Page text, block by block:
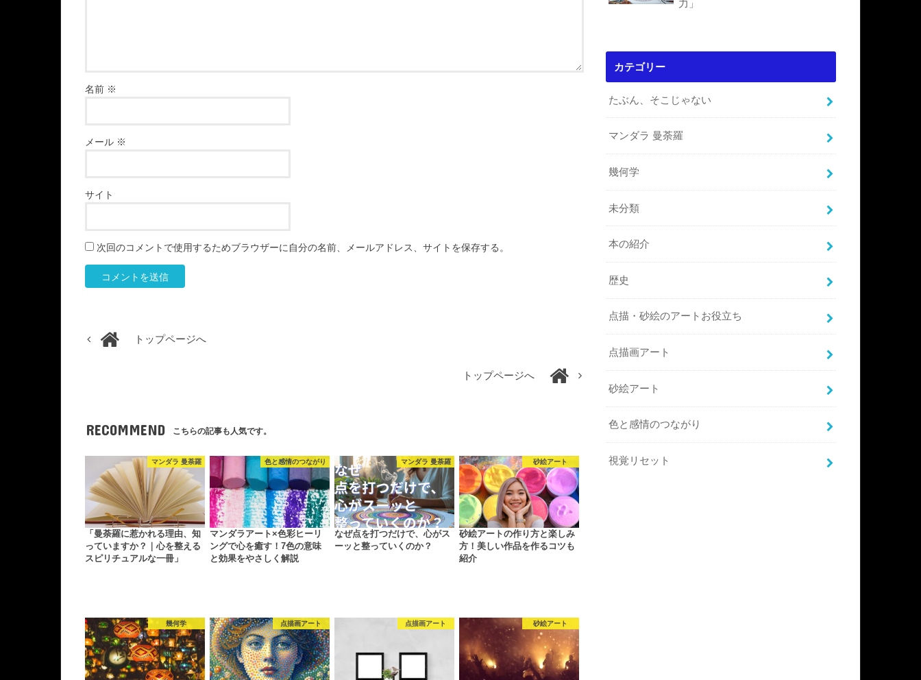
名前 ※
メール ※
サイト
次回のコメントで使用するためブラウザーに自分の名前、メールアドレス、サイトを保存する。
トップページへ
トップページへ
RECOMMEND こちらの記事も人気です。
マンダラ 曼荼羅
「曼荼羅に惹かれる理由、知
っていますか？｜心を整える
スピリチュアルな一冊」
色と感情のつながり
マンダラアート×色彩ヒーリ
ングで心を癒す！7色の意味
と効果をやさしく解説
マンダラ 曼荼羅
なぜ点を打つだけで、心がス
ーッと整っていくのか？
砂絵アート
砂絵アートの作り方と楽しみ
方！美しい作品を作るコツも
紹介
幾何学 点描画アート 点描画アート 砂絵アート
力」
カテゴリー
たぶん、そこじゃない
マンダラ 曼荼羅
幾何学
未分類
本の紹介
歴史
点描・砂絵のアートお役立ち
点描画アート
砂絵アート
色と感情のつながり
視覚リセット